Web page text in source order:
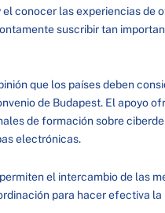
conocer las experiencias de
suscribir tan
que los países deben
de Budapest. El apoyo
de formación sobre
electrónicas.
el intercambio de las
para hacer efectiva